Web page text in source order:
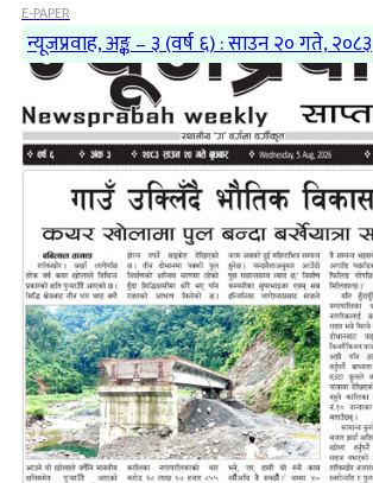
E-PAPER
न्यूजप्रवाह, अङ्क – ३ (वर्ष ६) : साउन २० गते, २०८३